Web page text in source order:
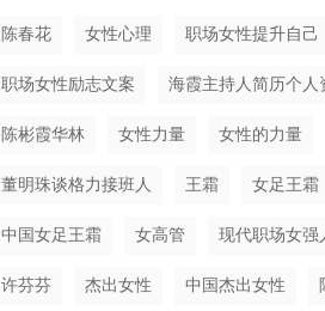
陈春花 女性心理 职场女性提升自己
职场女性励志文案 海霞主持人简历个人
陈彬霞华林 女性力量 女性的力量
董明珠谈格力接班人 王霜 女足王霜
中国女足王霜 女高管 现代职场女强
许芬芬 杰出女性 中国杰出女性